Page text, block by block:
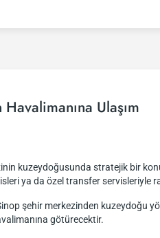
Ulaşım
kuzeydoğusunda stratejik bir
ya da özel transfer servisleriyle
şehir merkezinden
götürecektir.